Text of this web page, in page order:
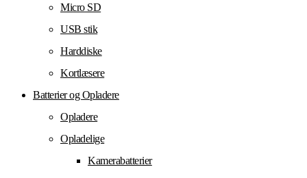
Micro SD
USB stik
Harddiske
Kortlæsere
Batterier og Opladere
Opladere
Opladelige
Kamerabatterier